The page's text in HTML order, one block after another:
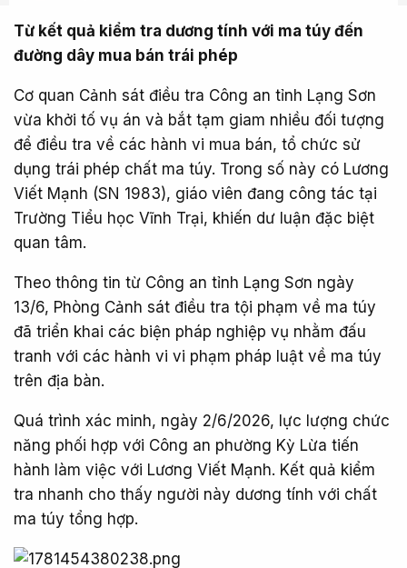
Từ kết quả kiểm tra dương tính với ma túy đến
đường dây mua bán trái phép
Cơ quan Cảnh sát điều tra Công an tỉnh Lạng Sơn
vừa khởi tố vụ án và bắt tạm giam nhiều đối tượng
để điều tra về các hành vi mua bán, tổ chức sử
dụng trái phép chất ma túy. Trong số này có Lương
Viết Mạnh (SN 1983), giáo viên đang công tác tại
Trường Tiểu học Vĩnh Trại, khiến dư luận đặc biệt
quan tâm.
Theo thông tin từ Công an tỉnh Lạng Sơn ngày
13/6, Phòng Cảnh sát điều tra tội phạm về ma túy
đã triển khai các biện pháp nghiệp vụ nhằm đấu
tranh với các hành vi vi phạm pháp luật về ma túy
trên địa bàn.
Quá trình xác minh, ngày 2/6/2026, lực lượng chức
năng phối hợp với Công an phường Kỳ Lừa tiến
hành làm việc với Lương Viết Mạnh. Kết quả kiểm
tra nhanh cho thấy người này dương tính với chất
ma túy tổng hợp.